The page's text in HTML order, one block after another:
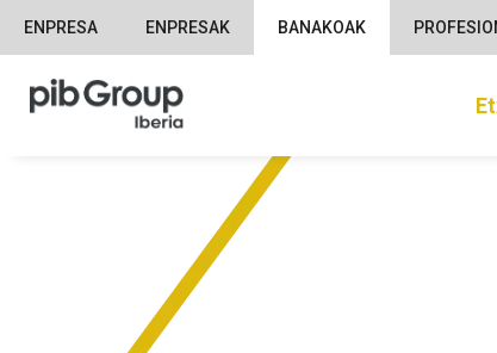
ENPRESA ENPRESAK BANAKOAK